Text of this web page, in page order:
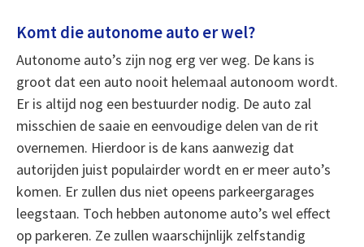
Komt die autonome auto er wel?
Autonome auto’s zijn nog erg ver weg. De kans is
groot dat een auto nooit helemaal autonoom wordt.
Er is altijd nog een bestuurder nodig. De auto zal
misschien de saaie en eenvoudige delen van de rit
overnemen. Hierdoor is de kans aanwezig dat
autorijden juist populairder wordt en er meer auto’s
komen. Er zullen dus niet opeens parkeergarages
leegstaan. Toch hebben autonome auto’s wel effect
op parkeren. Ze zullen waarschijnlijk zelfstandig